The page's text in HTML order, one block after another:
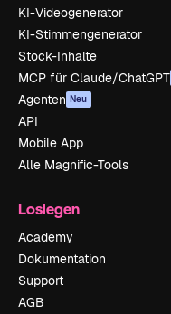
KI-Videogenerator
KI-Stimmengenerator
Stock-Inhalte
MCP für Claude/ChatGPT
Agenten Neu
API
Mobile App
Alle Magnific-Tools
Loslegen
Academy
Dokumentation
Support
AGB